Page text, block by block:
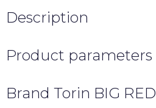
Description
Product parameters
Brand Torin BIG RED